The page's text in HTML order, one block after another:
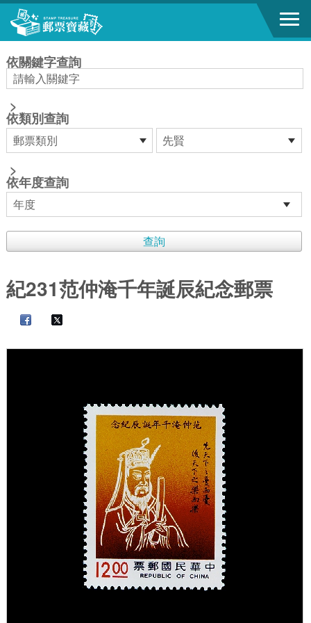
跳到主要內容區塊
依關鍵字查詢
>
依類別查詢
>
依年度查詢
紀231范仲淹千年誕辰紀念郵票